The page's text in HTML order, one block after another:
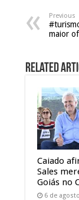
Previous
maior
Related
Caiado
Sales
Goiás no
6 de